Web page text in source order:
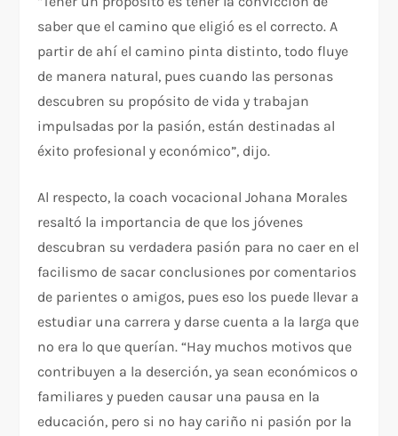
saber que el camino que eligió es el correcto. A
partir de ahí el camino pinta distinto, todo fluye
de manera natural, pues cuando las personas
descubren su propósito de vida y trabajan
impulsadas por la pasión, están destinadas al
éxito profesional y económico”, dijo.
Al respecto, la coach vocacional Johana Morales
resaltó la importancia de que los jóvenes
descubran su verdadera pasión para no caer en el
facilismo de sacar conclusiones por comentarios
de parientes o amigos, pues eso los puede llevar a
estudiar una carrera y darse cuenta a la larga que
no era lo que querían. “Hay muchos motivos que
contribuyen a la deserción, ya sean económicos o
familiares y pueden causar una pausa en la
educación, pero si no hay cariño ni pasión por la